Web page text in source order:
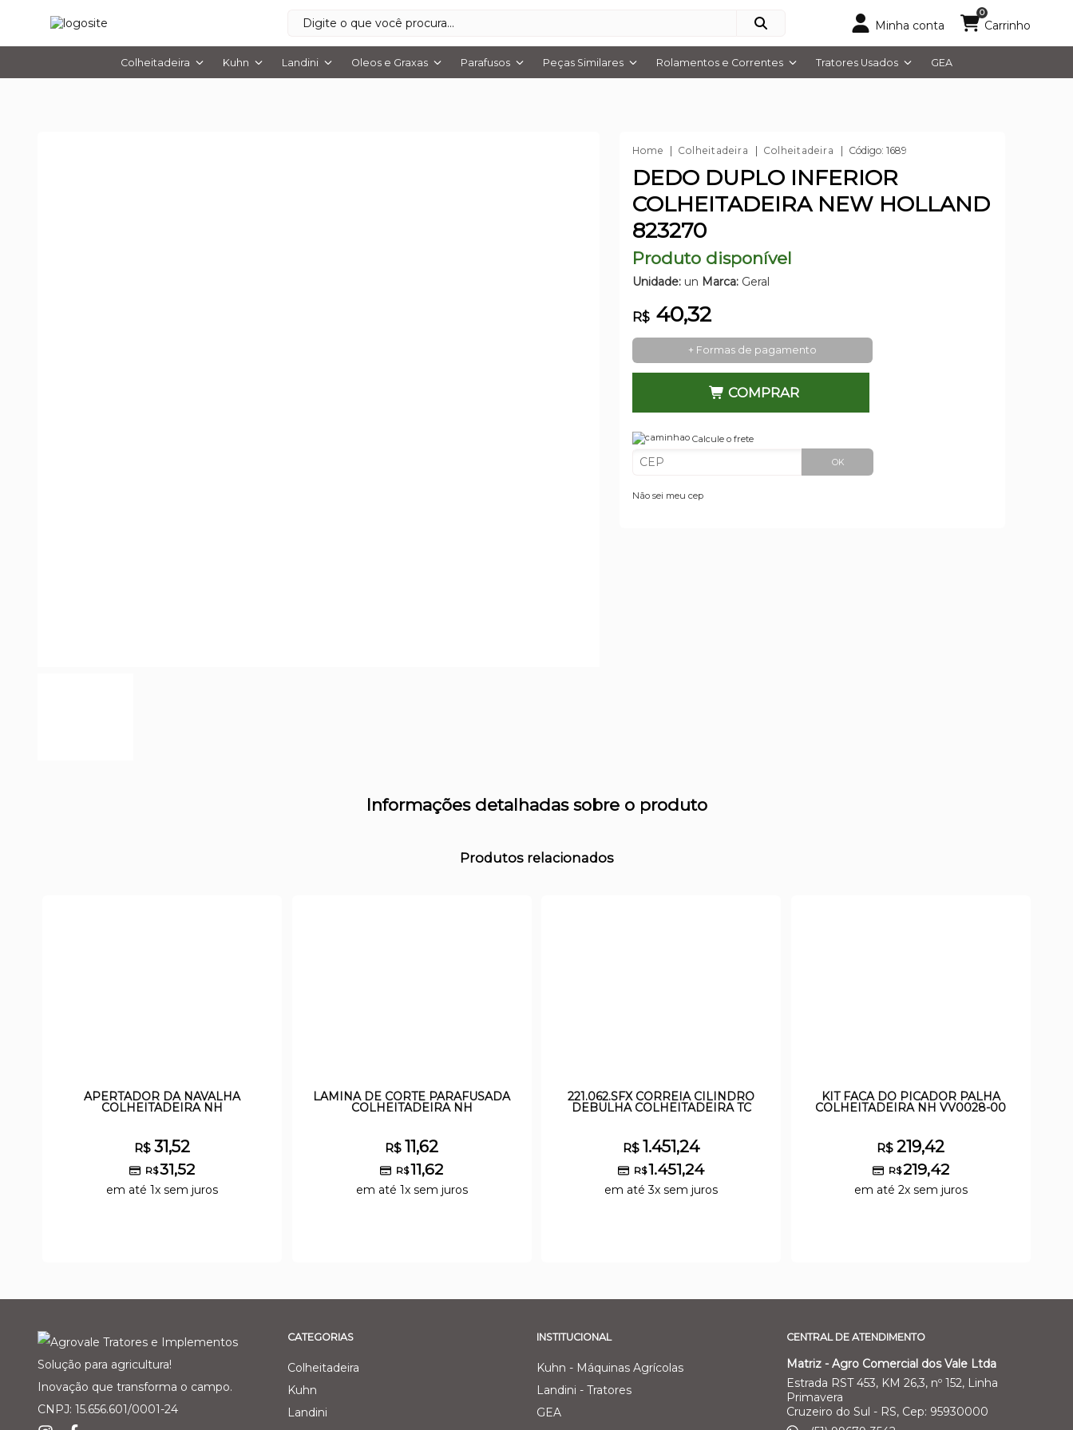
Minha conta
0
Carrinho
Colheitadeira Kuhn Landini Oleos e Graxas Parafusos Peças Similares Rolamentos e Correntes Tratores Usados GEA
Home Colheitadeira Colheitadeira Código: 1689
DEDO DUPLO INFERIOR
COLHEITADEIRA NEW HOLLAND
823270
Produto disponível
Unidade: un Marca: Geral
R$ 40,32
+ Formas de pagamento
COMPRAR
Calcule o frete
OK
Não sei meu cep
Informações detalhadas sobre o produto
Produtos relacionados
APERTADOR DA NAVALHA
COLHEITADEIRA NH
R$31,52
R$31,52
em até 1x sem juros
LAMINA DE CORTE PARAFUSADA
COLHEITADEIRA NH
R$ 11,62
R$11,62
em até 1x sem juros
221.062.SFX CORREIA CILINDRO
DEBULHA COLHEITADEIRA TC
R$ 1.451,24
R$1.451,24
em até 3x sem juros
KIT FACA DO PICADOR PALHA
COLHEITADEIRA NH VV0028-00
R$ 219,42
R$219,42
em até 2x sem juros
Solução para agricultura!
Inovação que transforma o campo.
CNPJ: 15.656.601/0001-24
CATEGORIAS
Colheitadeira
Kuhn
Landini
INSTITUCIONAL
Kuhn - Máquinas Agrícolas
Landini - Tratores
GEA
CENTRAL DE ATENDIMENTO
Matriz - Agro Comercial dos Vale Ltda
Estrada RST 453, KM 26,3, nº 152, Linha
Primavera
Cruzeiro do Sul - RS, Cep: 95930000